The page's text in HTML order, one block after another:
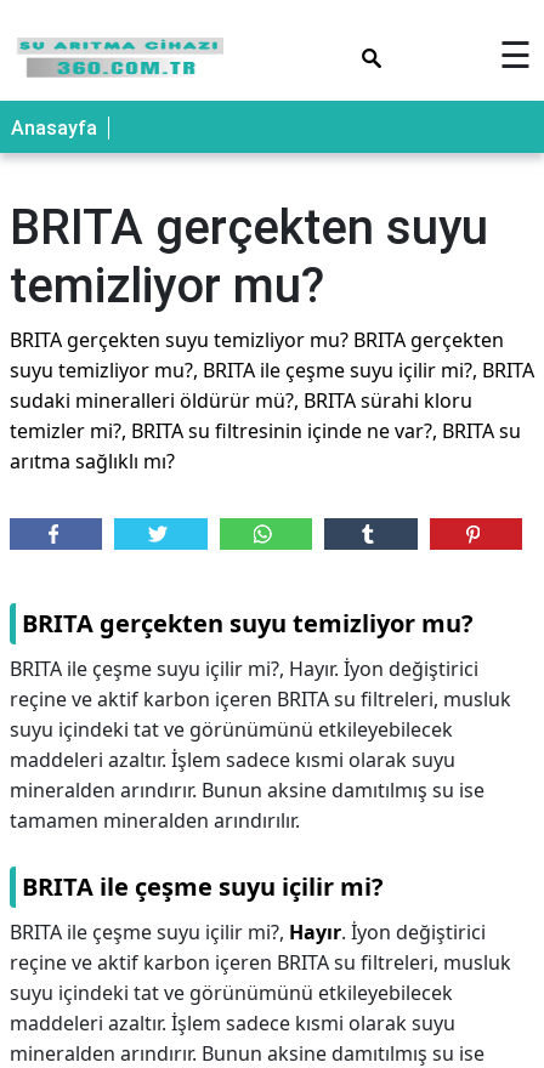
☰
Anasayfa
BRITA gerçekten suyu
temizliyor mu?
BRITA gerçekten suyu temizliyor mu? BRITA gerçekten
suyu temizliyor mu?, BRITA ile çeşme suyu içilir mi?, BRITA
sudaki mineralleri öldürür mü?, BRITA sürahi kloru
temizler mi?, BRITA su filtresinin içinde ne var?, BRITA su
arıtma sağlıklı mı?
BRITA gerçekten suyu temizliyor mu?
BRITA ile çeşme suyu içilir mi?, Hayır. İyon değiştirici
reçine ve aktif karbon içeren BRITA su filtreleri, musluk
suyu içindeki tat ve görünümünü etkileyebilecek
maddeleri azaltır. İşlem sadece kısmi olarak suyu
mineralden arındırır. Bunun aksine damıtılmış su ise
tamamen mineralden arındırılır.
BRITA ile çeşme suyu içilir mi?
BRITA ile çeşme suyu içilir mi?, Hayır. İyon değiştirici
reçine ve aktif karbon içeren BRITA su filtreleri, musluk
suyu içindeki tat ve görünümünü etkileyebilecek
maddeleri azaltır. İşlem sadece kısmi olarak suyu
mineralden arındırır. Bunun aksine damıtılmış su ise